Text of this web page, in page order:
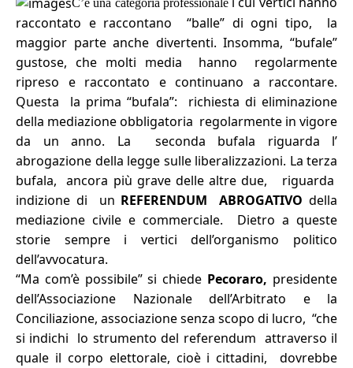
C’è una categoria professionale
raccontato e raccontano “balle” di ogni tipo, la
maggior parte anche divertenti. Insomma, “bufale”
gustose, che molti media hanno regolarmente
ripreso e raccontato e continuano a raccontare.
Questa la prima “bufala”: richiesta di eliminazione
della mediazione obbligatoria regolarmente in vigore
da un anno. La seconda bufala riguarda l’
abrogazione della legge sulle liberalizzazioni. La terza
bufala, ancora più grave delle altre due, riguarda
indizione di un REFERENDUM ABROGATIVO della
mediazione civile e commerciale. Dietro a queste
storie sempre i vertici dell’organismo politico
dell’avvocatura.
“Ma com’è possibile” si chiede Pecoraro, presidente
dell’Associazione Nazionale dell’Arbitrato e la
Conciliazione, associazione senza scopo di lucro, “che
si indichi lo strumento del referendum attraverso il
quale il corpo elettorale, cioè i cittadini, dovrebbe